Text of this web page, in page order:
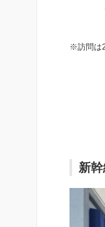
※訪問は
新